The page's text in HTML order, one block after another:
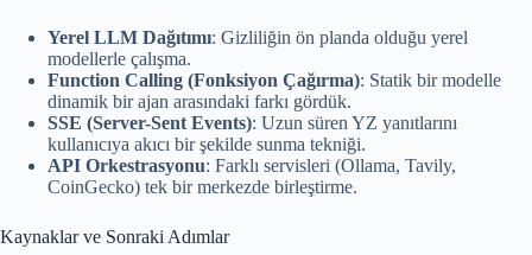
Yerel LLM Dağıtımı: Gizliliğin ön planda olduğu yerel
modellerle çalışma.
Function Calling (Fonksiyon Çağırma): Statik bir modelle
dinamik bir ajan arasındaki farkı gördük.
SSE (Server-Sent Events): Uzun süren YZ yanıtlarını
kullanıcıya akıcı bir şekilde sunma tekniği.
API Orkestrasyonu: Farklı servisleri (Ollama, Tavily,
CoinGecko) tek bir merkezde birleştirme.
Kaynaklar ve Sonraki Adımlar